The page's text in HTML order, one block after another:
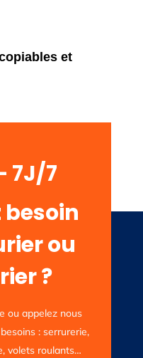
et
7J/7
besoin
ou
?
ou appelez nous
: serrurerie,
volets roulants…